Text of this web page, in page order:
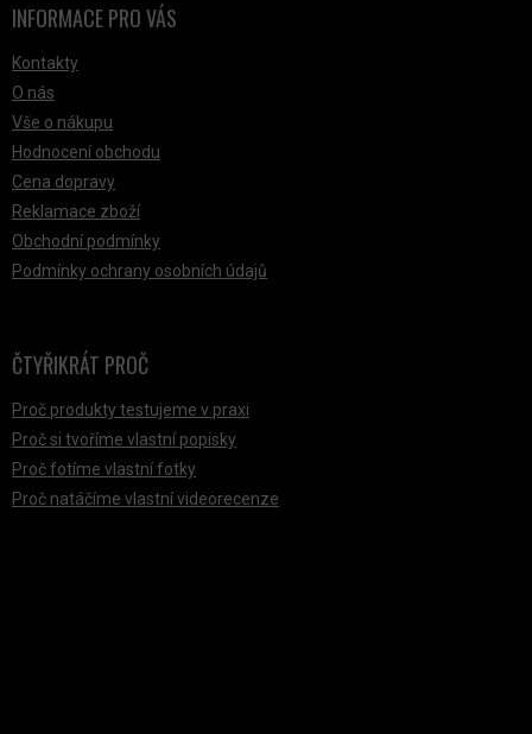
INFORMACE PRO VÁS
Kontakty
O nás
Vše o nákupu
Hodnocení obchodu
Cena dopravy
Reklamace zboží
Obchodní podmínky
Podmínky ochrany osobních údajů
ČTYŘIKRÁT PROČ
Proč produkty testujeme v praxi
Proč si tvoříme vlastní popisky
Proč fotíme vlastní fotky
Proč natáčíme vlastní videorecenze